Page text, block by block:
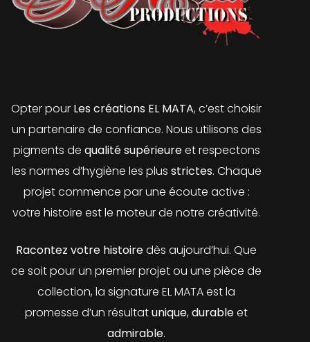
Opter pour Les créations EL MATA, c’est choisir
un partenaire de confiance. Nous utilisons des
pigments de qualité supérieureet respectons
les normes d’hygiène les plus strictes. Chaque
projet commence par une écoute active :
votre histoire est le moteur de notre créativité.
Racontez votre histoiredès aujourd’hui. Que
ce soit pour un premier projet ou une pièce de
collection, la signature EL MATA est la
promesse d’un résultatunique,durableet
admirable.